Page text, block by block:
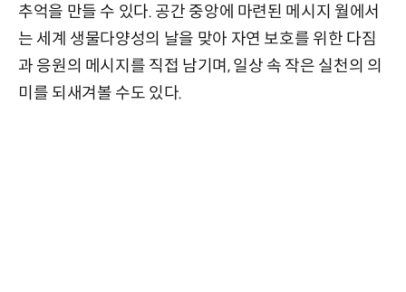
추억을 만들 수 있다. 공간 중앙에 마련된 메시지 월에서
는 세계 생물다양성의 날을 맞아 자연 보호를 위한 다짐
과 응원의 메시지를 직접 남기며, 일상 속 작은 실천의 의
미를 되새겨볼 수도 있다.